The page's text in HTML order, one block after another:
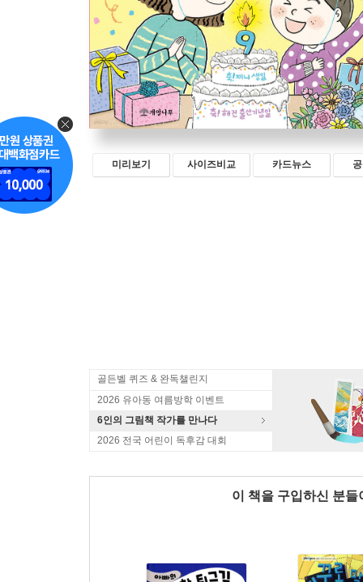
미리보기 사이즈비교 카드뉴스
골든벨 퀴즈 & 완독챌린지
2026 유아동 여름방학 이벤트
6인의 그림책 작가를 만나다
2026 전국 어린이 독후감 대회
이 책을 구입하신 분